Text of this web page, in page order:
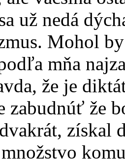
už nedá
Mohol
mňa
že je
zabudnúť že
získal